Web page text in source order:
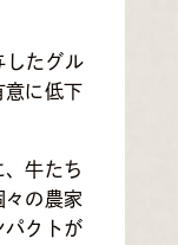
したグル
意に低下
牛たち
々の農家
パクトが